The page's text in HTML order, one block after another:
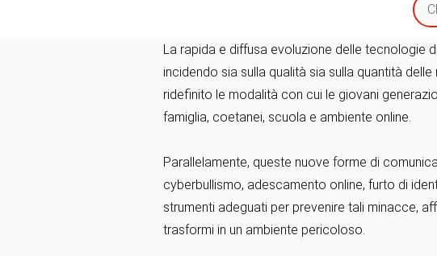
La rapida e diffusa evoluzione delle tecnologie
incidendo sia sulla qualità sia sulla quantità
ridefinito le modalità con cui le giovani
famiglia, coetanei, scuola e ambiente online.
Parallelamente, queste nuove forme di
cyberbullismo, adescamento online, furto di
strumenti adeguati per prevenire tali minacce,
trasformi in un ambiente pericoloso.